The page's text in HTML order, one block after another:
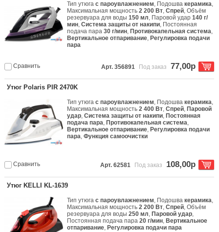
Тип утюгас пароувлажнением, Подошвакерамика,
Максимальная мощность2 200 Вт,Спрей, Объём
резервуара для воды150 мл, Паровой удар140 г/
мин,Система защиты от накипи, Постоянная
подача пара30 г/мин, Противокапельная система,
Вертикальное отпаривание, Регулировка подачи
пара
Сравнить Арт. 356891 Под заказ 77,00р
Утюг Polaris PIR 2470K
Тип утюгас пароувлажнением, Подошвакерамика,
Максимальная мощность2 400 Вт,Спрей, Паровой
удар,Система защиты от накипи, Постоянная
подача пара, Противокапельная система,
Вертикальное отпаривание, Регулировка подачи
пара,Функция самоочистки
Сравнить Арт. 62581 Под заказ 108,00р
Утюг KELLI KL-1639
Тип утюгас пароувлажнением, Подошвакерамика,
Максимальная мощность2 200 Вт,Спрей, Объём
резервуара для воды250 мл, Паровой удар,
Постоянная подача пара20 г/мин, Вертикальное
отпаривание, Регулировка подачи пара